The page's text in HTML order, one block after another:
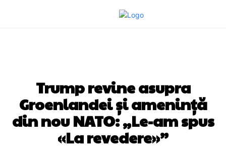
Trump revine asupra
Groenlandei și amenință
din nou NATO: „Le-am spus
«La revedere»”